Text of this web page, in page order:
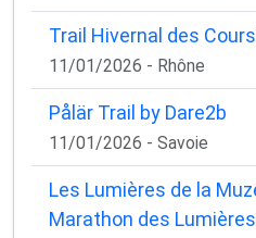
Trail Hivernal des
11/01/2026 - Rhône
Pålär Trail by Dare2b
11/01/2026 - Savoie
Les Lumières de la
Marathon des